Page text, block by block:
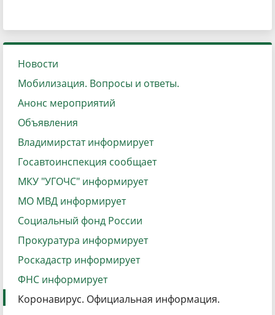
Новости
Мобилизация. Вопросы и ответы.
Анонс мероприятий
Объявления
Владимирстат информирует
Госавтоинспекция сообщает
МКУ "УГОЧС" информирует
МО МВД информирует
Социальный фонд России
Прокуратура информирует
Роскадастр информирует
ФНС информирует
Коронавирус. Официальная информация.